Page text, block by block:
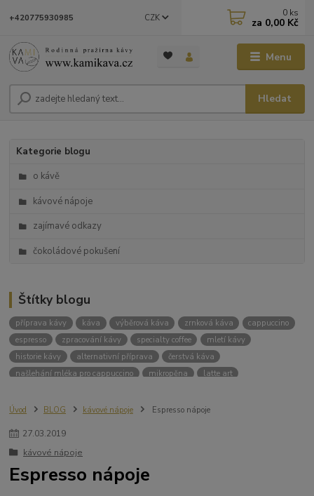
Menu
CZK
Hledat
+420775930985 0 ks
za 0,00 Kč
Kategorie blogu
o kávě
kávové nápoje
zajímavé odkazy
čokoládové pokušení
Štítky blogu
příprava kávy káva výběrová káva zrnková káva
cappuccino
espresso
zpracování kávy specialty coffee
mletí kávy
historie kávy
alternativní příprava
čerstvá káva
našlehání mléka pro cappuccino
mikropěna
latte art
filtrovaná káva
poměr kávy a vody teplota vody
domácí příprava kávy
příprava kávy ve french pressu
vacuum pot
hario příprava kávy v Vacuum potu
Úvod BLOG kávové nápoje Espresso nápoje
27.03.2019
kávové nápoje
Espresso nápoje